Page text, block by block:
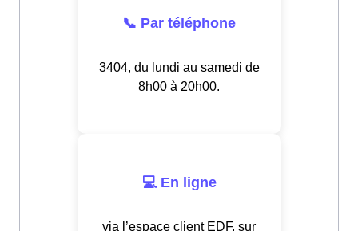
📞 Par téléphone
3404, du lundi au samedi de
8h00 à 20h00.
💻 En ligne
via l’espace client EDF, sur